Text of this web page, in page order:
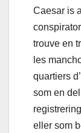
Caesar is
trouve en
les
quartiers
som en
eller som